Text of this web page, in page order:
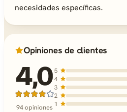
necesidades específicas.
Opiniones de clientes
4,0
94 opiniones
5
4
3
2
1